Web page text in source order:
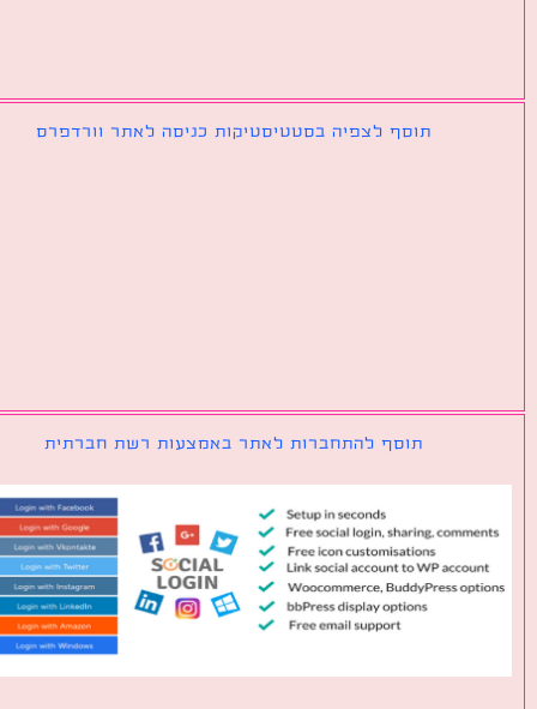
תוסף לצפיה בסטטיסטיקות כניסה לאתר וורדפרס
תוסף להתחברות לאתר באמצעות רשת חברתית